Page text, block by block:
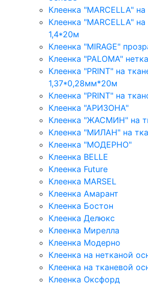
Клеенка "MARCELLA"
Клеенка "MARCELLA"
1,4*20м
Клеенка "MIRAGE"
Клеенка "PALOMA"
Клеенка "PRINT" на
1,37*0,28мм*20м
Клеенка "PRINT" на
Клеенка "АРИЗОНА"
Клеенка "ЖАСМИН" на
Клеенка "МИЛАН" на
Клеенка "МОДЕРНО"
Клеенка BELLE
Клеенка Future
Клеенка MARSEL
Клеенка Амарант
Клеенка Бостон
Клеенка Делюкс
Клеенка Мирелла
Клеенка Модерно
Клеенка на нетканой
Клеенка на тканевой
Клеенка Оксфорд